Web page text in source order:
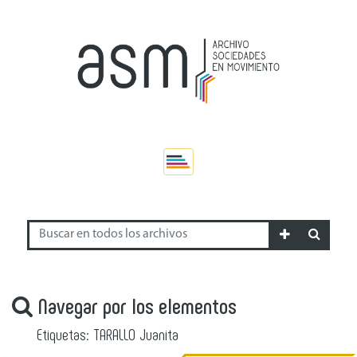
Navegar por los elementos
Etiquetas: TARALLO Juanita